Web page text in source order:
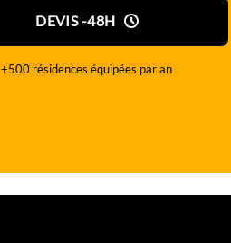
DEVIS -48H
+500 résidences équipées par an